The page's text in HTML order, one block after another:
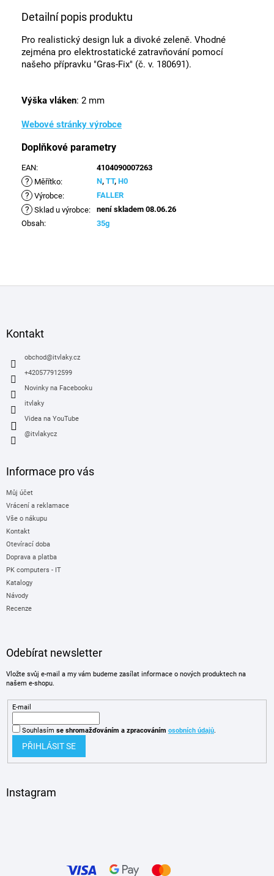
Detailní popis produktu
Pro realistický design luk a divoké zeleně. Vhodné
zejména pro elektrostatické zatravňování pomocí
našeho přípravku "Gras-Fix" (č. v. 180691).
Výška vláken: 2 mm
Webové stránky výrobce
Doplňkové parametry
EAN: 4104090007263
? Měřítko: N, TT, H0
? Výrobce: FALLER
? Sklad u výrobce:
není skladem 08.06.26
Obsah: 35g
Kontakt
obchod@itvlaky.cz
+420577912599
Novinky na Facebooku
itvlaky
Videa na YouTube
@itvlakycz
Informace pro vás
Můj účet
Vrácení a reklamace
Vše o nákupu
Kontakt
Otevírací doba
Doprava a platba
PK computers - IT
Katalogy
Návody
Recenze
Odebírat newsletter
Vložte svůj e-mail a my vám budeme zasílat informace o nových produktech na
našem e-shopu.
E-mail
Souhlasím se shromažďováním a zpracováním osobních údajů.
PŘIHLÁSIT SE
Instagram